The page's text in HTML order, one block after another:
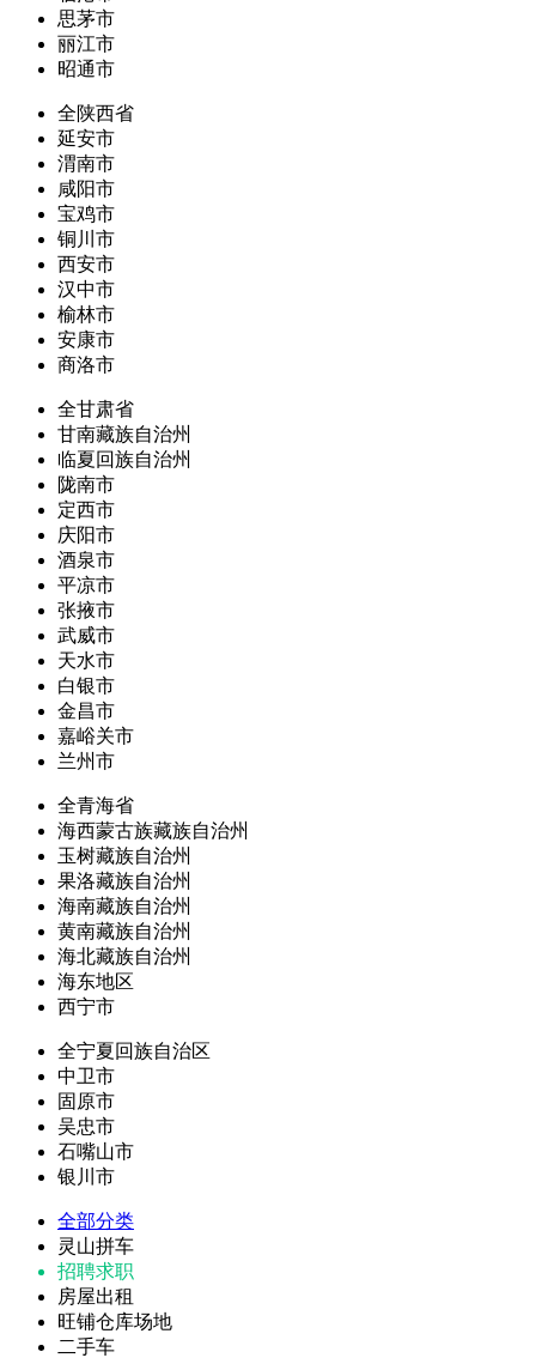
思茅市
丽江市
昭通市
全陕西省
延安市
渭南市
咸阳市
宝鸡市
铜川市
西安市
汉中市
榆林市
安康市
商洛市
全甘肃省
甘南藏族自治州
临夏回族自治州
陇南市
定西市
庆阳市
酒泉市
平凉市
张掖市
武威市
天水市
白银市
金昌市
嘉峪关市
兰州市
全青海省
海西蒙古族藏族自治州
玉树藏族自治州
果洛藏族自治州
海南藏族自治州
黄南藏族自治州
海北藏族自治州
海东地区
西宁市
全宁夏回族自治区
中卫市
固原市
吴忠市
石嘴山市
银川市
全部分类
灵山拼车
招聘求职
房屋出租
旺铺仓库场地
二手车